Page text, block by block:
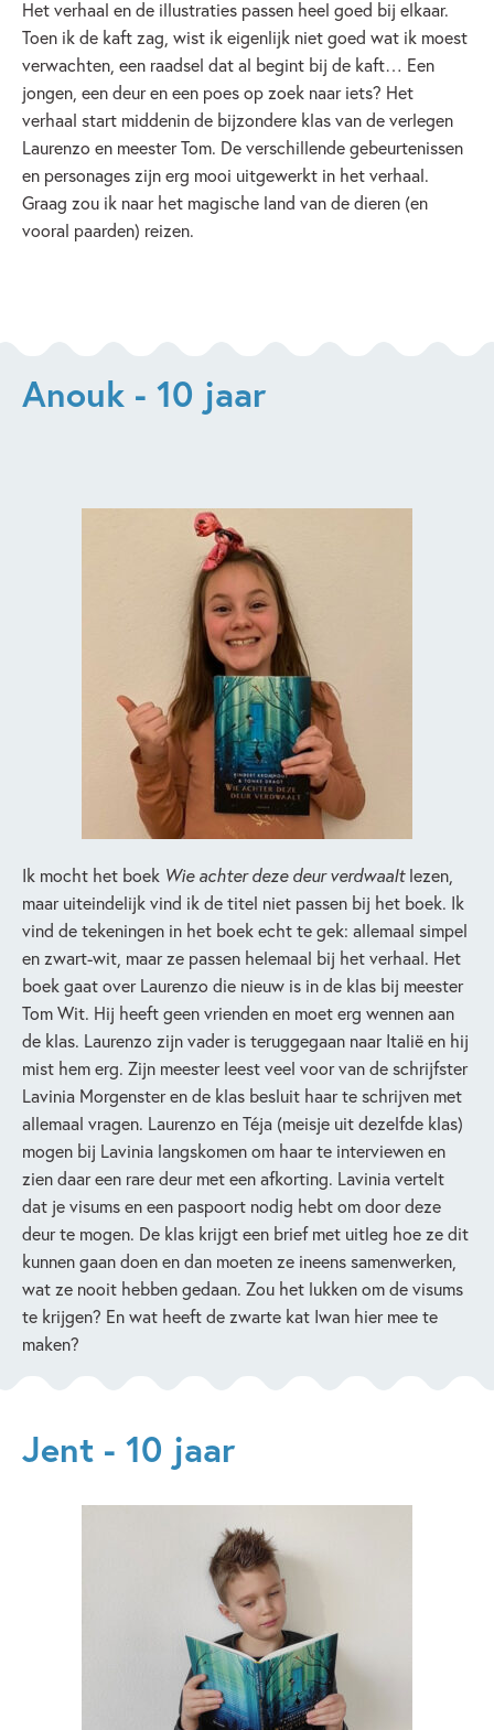
Het verhaal en de illustraties passen heel goed bij elkaar.
Toen ik de kaft zag, wist ik eigenlijk niet goed wat ik moest
verwachten, een raadsel dat al begint bij de kaft… Een
jongen, een deur en een poes op zoek naar iets? Het
verhaal start middenin de bijzondere klas van de verlegen
Laurenzo en meester Tom. De verschillende gebeurtenissen
en personages zijn erg mooi uitgewerkt in het verhaal.
Graag zou ik naar het magische land van de dieren (en
vooral paarden) reizen.
Anouk - 10 jaar
Ik mocht het boek Wie achter deze deur verdwaaltlezen,
maar uiteindelijk vind ik de titel niet passen bij het boek. Ik
vind de tekeningen in het boek echt te gek: allemaal simpel
en zwart-wit, maar ze passen helemaal bij het verhaal. Het
boek gaat over Laurenzo die nieuw is in de klas bij meester
Tom Wit. Hij heeft geen vrienden en moet erg wennen aan
de klas. Laurenzo zijn vader is teruggegaan naar Italië en hij
mist hem erg. Zijn meester leest veel voor van de schrijfster
Lavinia Morgenster en de klas besluit haar te schrijven met
allemaal vragen. Laurenzo en Téja (meisje uit dezelfde klas)
mogen bij Lavinia langskomen om haar te interviewen en
zien daar een rare deur met een afkorting. Lavinia vertelt
dat je visums en een paspoort nodig hebt om door deze
deur te mogen. De klas krijgt een brief met uitleg hoe ze dit
kunnen gaan doen en dan moeten ze ineens samenwerken,
wat ze nooit hebben gedaan. Zou het lukken om de visums
te krijgen? En wat heeft de zwarte kat Iwan hier mee te
maken?
Jent - 10 jaar